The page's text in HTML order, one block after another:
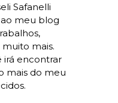
Safanelli
meu blog
muito mais.
irá encontrar
mais do meu